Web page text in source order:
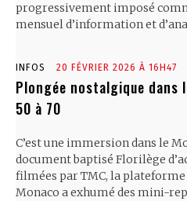
progressivement imposé
mensuel d’information et
INFOS 20 FÉVRIER 2026 À 16H47
Plongée nostalgique dans
50 à 70
C’est une immersion dans le
document baptisé Florilège
filmées par TMC, la
Monaco a exhumé des mini-